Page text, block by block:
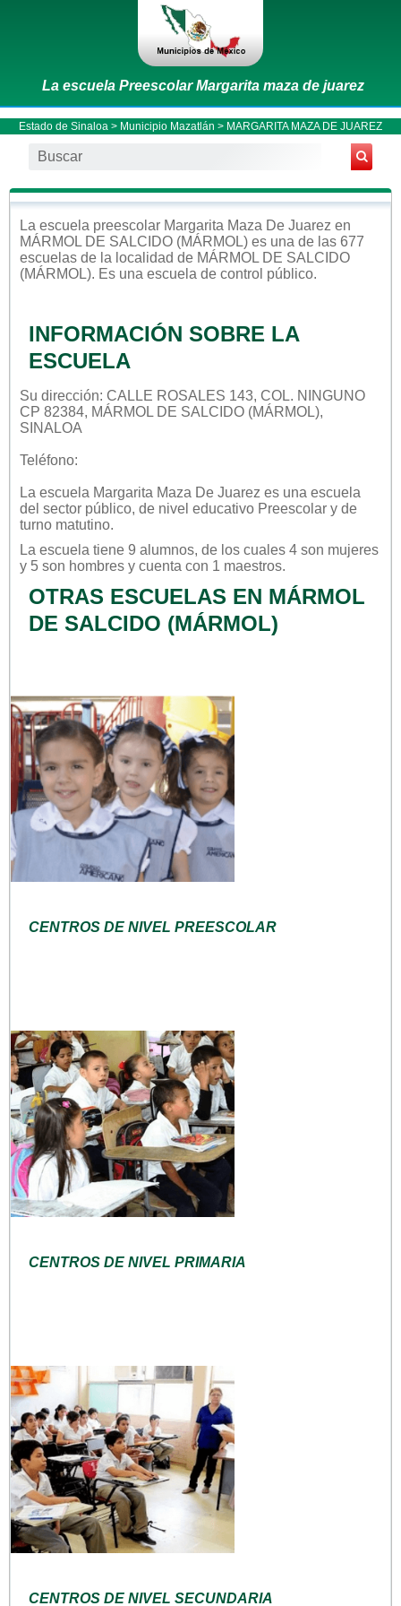
La escuela Preescolar Margarita maza de juarez
Estado de Sinaloa > Municipio Mazatlán > MARGARITA MAZA DE JUAREZ
La escuela preescolar Margarita Maza De Juarez en
MÁRMOL DE SALCIDO (MÁRMOL) es una de las 677
escuelas de la localidad de MÁRMOL DE SALCIDO
(MÁRMOL). Es una escuela de control público.
INFORMACIÓN SOBRE LA
ESCUELA
Su dirección: CALLE ROSALES 143, COL. NINGUNO
CP 82384, MÁRMOL DE SALCIDO (MÁRMOL),
SINALOA
Teléfono:
La escuela Margarita Maza De Juarez es una escuela
del sector público, de nivel educativo Preescolar y de
turno matutino.
La escuela tiene 9 alumnos, de los cuales 4 son mujeres
y 5 son hombres y cuenta con 1 maestros.
OTRAS ESCUELAS EN MÁRMOL
DE SALCIDO (MÁRMOL)
CENTROS DE NIVEL PREESCOLAR
CENTROS DE NIVEL PRIMARIA
CENTROS DE NIVEL SECUNDARIA